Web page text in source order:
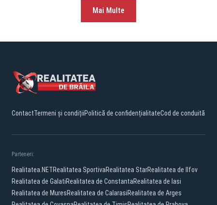
Mai Multe
ContactTermeni și condițiiPolitică de confidențialitateCod de conduită
Parteneri:
Realitatea.NETRealitatea SportivaRealitatea StarRealitatea de Ilfov
Realitatea de GalatiRealitatea de ConstantaRealitatea de Iasi
Realitatea de MuresRealitatea de CalarasiRealitatea de Arges